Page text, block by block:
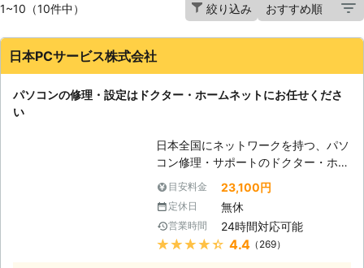
1~10（10件中） 絞り込み
日本PCサービス株式会社
パソコンの修理・設定はドクター・ホームネットにお任せくださ
い
日本全国にネットワークを持つ、パソ
コン修理・サポートのドクター・ホー
ムネット。高品質のサービスが選ばれ
て年間10万件以上のサポート実績が
あります。「起動しない」、「インタ
ーネットが繋がらない」、「ウイルス
に感染した」、「データを誤って削除
目安料金 23,100円
定休日 無休
営業時間 24時間対応可能
★★★★★ 4.4（269）